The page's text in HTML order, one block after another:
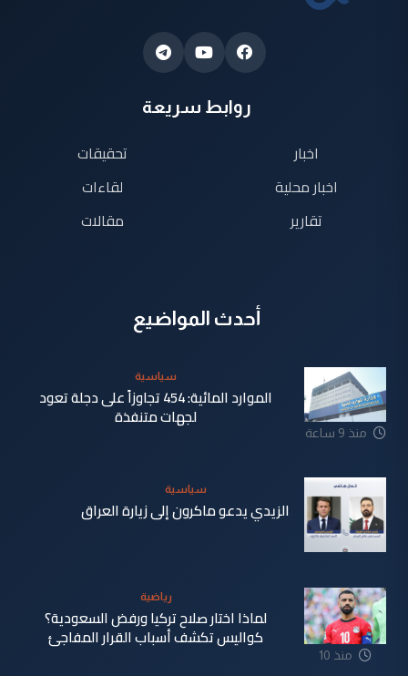
روابط سريعة
اخبار
اخبار محلية
تقارير
تحقيقات
لقاءات
مقالات
أحدث المواضيع
منذ 9 ساعة
سياسية
الموارد المائية: 454 تجاوزاً على دجلة تعود
لجهات متنفذة
ساعة
سياسية
الزيدي يدعو ماكرون إلى زيارة العراق
منذ 10
رياضية
لماذا اختار صلاح تركيا ورفض السعودية؟
كواليس تكشف أسباب القرار المفاجئ